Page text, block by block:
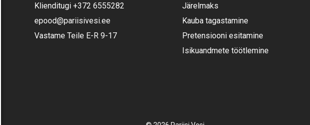
Klienditugi +372 6555282
epood@pariisivesi.ee
Vastame Teile E-R 9-17
Järelmaks
Kauba tagastamine
Pretensiooni esitamine
Isikuandmete töötlemine